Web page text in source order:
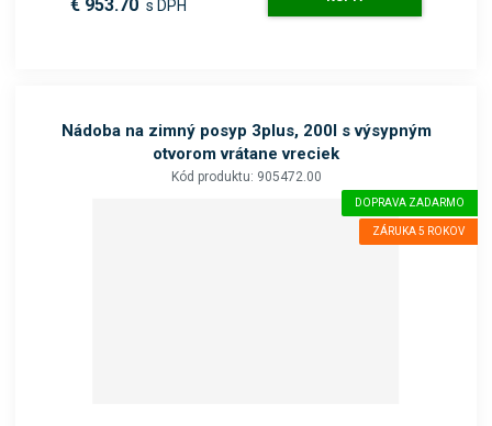
€ 953.70 s DPH
Nádoba na zimný posyp 3plus, 200l s výsypným
otvorom vrátane vreciek
Kód produktu: 905472.00
DOPRAVA ZADARMO
ZÁRUKA 5 ROKOV